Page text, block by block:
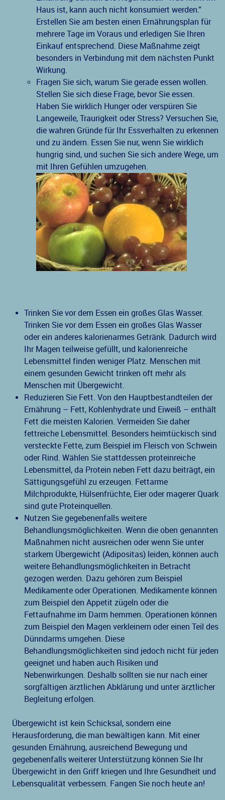
Haus ist, kann auch nicht konsumiert werden.”
Erstellen Sie am besten einen Ernährungsplan für
mehrere Tage im Voraus und erledigen Sie Ihren
Einkauf entsprechend. Diese Maßnahme zeigt
besonders in Verbindung mit dem nächsten Punkt
Wirkung.
Fragen Sie sich, warum Sie gerade essen wollen.
Stellen Sie sich diese Frage, bevor Sie essen.
Haben Sie wirklich Hunger oder verspüren Sie
Langeweile, Traurigkeit oder Stress? Versuchen Sie,
die wahren Gründe für Ihr Essverhalten zu erkennen
und zu ändern. Essen Sie nur, wenn Sie wirklich
hungrig sind, und suchen Sie sich andere Wege, um
mit Ihren Gefühlen umzugehen.
Trinken Sie vor dem Essen ein großes Glas Wasser.
Trinken Sie vor dem Essen ein großes Glas Wasser
oder ein anderes kalorienarmes Getränk. Dadurch wird
Ihr Magen teilweise gefüllt, und kalorienreiche
Lebensmittel finden weniger Platz. Menschen mit
einem gesunden Gewicht trinken oft mehr als
Menschen mit Übergewicht.
Reduzieren Sie Fett. Von den Hauptbestandteilen der
Ernährung – Fett, Kohlenhydrate und Eiweiß – enthält
Fett die meisten Kalorien. Vermeiden Sie daher
fettreiche Lebensmittel. Besonders heimtückisch sind
versteckte Fette, zum Beispiel im Fleisch von Schwein
oder Rind. Wählen Sie stattdessen proteinreiche
Lebensmittel, da Protein neben Fett dazu beiträgt, ein
Sättigungsgefühl zu erzeugen. Fettarme
Milchprodukte, Hülsenfrüchte, Eier oder magerer Quark
sind gute Proteinquellen.
Nutzen Sie gegebenenfalls weitere
Behandlungsmöglichkeiten. Wenn die oben genannten
Maßnahmen nicht ausreichen oder wenn Sie unter
starkem Übergewicht (Adipositas) leiden, können auch
weitere Behandlungsmöglichkeiten in Betracht
gezogen werden. Dazu gehören zum Beispiel
Medikamente oder Operationen. Medikamente können
zum Beispiel den Appetit zügeln oder die
Fettaufnahme im Darm hemmen. Operationen können
zum Beispiel den Magen verkleinern oder einen Teil des
Dünndarms umgehen. Diese
Behandlungsmöglichkeiten sind jedoch nicht für jeden
geeignet und haben auch Risiken und
Nebenwirkungen. Deshalb sollten sie nur nach einer
sorgfältigen ärztlichen Abklärung und unter ärztlicher
Begleitung erfolgen.
Übergewicht ist kein Schicksal, sondern eine
Herausforderung, die man bewältigen kann. Mit einer
gesunden Ernährung, ausreichend Bewegung und
gegebenenfalls weiterer Unterstützung können Sie Ihr
Übergewicht in den Griff kriegen und Ihre Gesundheit und
Lebensqualität verbessern. Fangen Sie noch heute an!